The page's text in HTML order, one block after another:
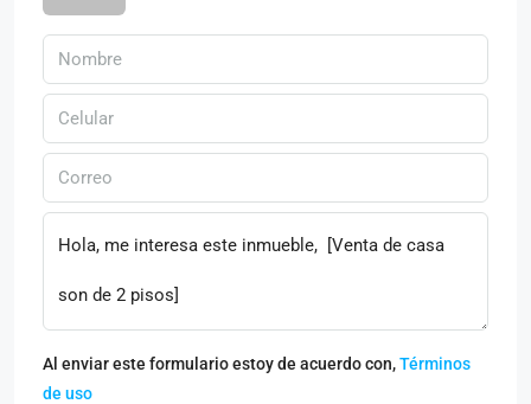
Al enviar este formulario estoy de acuerdo con,Términos
de uso